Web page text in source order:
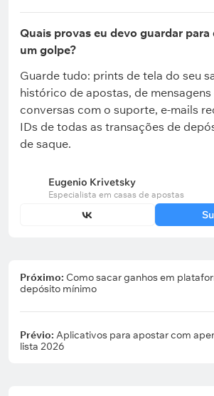
Quais provas eu devo guardar
um golpe?
Guarde tudo: prints de tela do seu
histórico de apostas, de mensagens
conversas com o suporte, e-mails
IDs de todas as transações de
de saque.
Eugenio Krivetsky
Especialista em casas de apostas
Prévio: Aplicativos para apostar com
lista 2026
Próximo: Como sacar ganhos em
depósito mínimo